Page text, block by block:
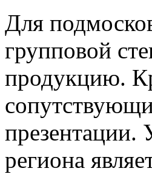
Для
групповой
продукцию.
презентации.
региона